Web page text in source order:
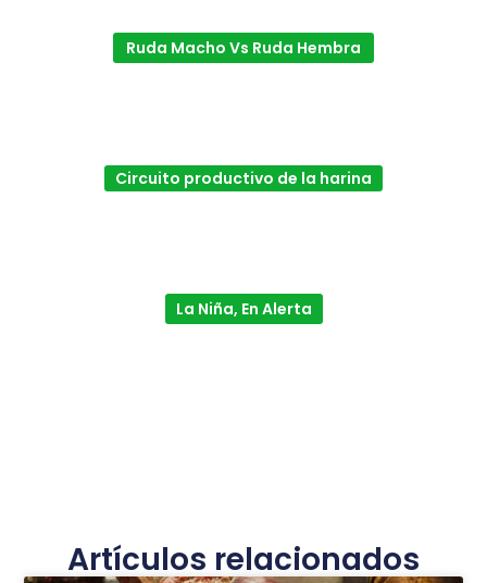
Ruda Macho Vs Ruda Hembra
Circuito productivo de la harina
La Niña, En Alerta
Artículos relacionados